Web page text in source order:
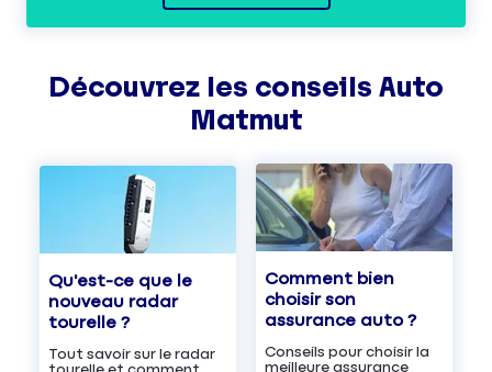
Découvrez les conseils Auto
Matmut
Qu'est-ce que le
nouveau radar
tourelle ?
Tout savoir sur le radar
Comment bien
choisir son
assurance auto ?
Conseils pour choisir la
meilleure assurance